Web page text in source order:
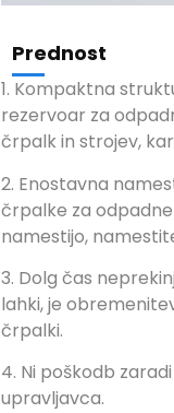
Prednost
1. Kompaktna
rezervoar za
črpalk in strojev,
2. Enostavna
črpalke za
namestijo,
3. Dolg čas
lahki, je
črpalki.
4. Ni poškodb
upravljavca.